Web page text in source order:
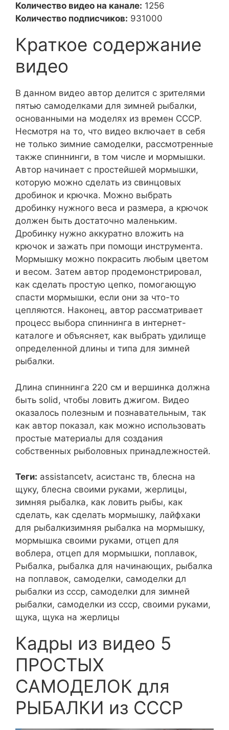
Количество видео на канале: 1256
Количество подписчиков: 931000
Краткое содержание
видео
В данном видео автор делится с зрителями
пятью самоделками для зимней рыбалки,
основанными на моделях из времен СССР.
Несмотря на то, что видео включает в себя
не только зимние самоделки, рассмотренные
также спиннинги, в том числе и мормышки.
Автор начинает с простейшей мормышки,
которую можно сделать из свинцовых
дробинок и крючка. Можно выбрать
дробинку нужного веса и размера, а крючок
должен быть достаточно маленьким.
Дробинку нужно аккуратно вложить на
крючок и зажать при помощи инструмента.
Мормышку можно покрасить любым цветом
и весом. Затем автор продемонстрировал,
как сделать простую цепко, помогающую
спасти мормышки, если они за что-то
цепляются. Наконец, автор рассматривает
процесс выбора спиннинга в интернет-
каталоге и объясняет, как выбрать удилище
определенной длины и типа для зимней
рыбалки.
Длина спиннинга 220 см и вершинка должна
быть solid, чтобы ловить джигом. Видео
оказалось полезным и познавательным, так
как автор показал, как можно использовать
простые материалы для создания
собственных рыболовных принадлежностей.
Теги: assistancetv, асистанс тв, блесна на
щуку, блесна своими руками, жерлицы,
зимняя рыбалка, как ловить рыбы, как
сделать, как сделать мормышку, лайфхаки
для рыбалкизимняя рыбалка на мормышку,
мормышка своими руками, отцеп для
воблера, отцеп для мормышки, поплавок,
Рыбалка, рыбалка для начинающих, рыбалка
на поплавок, самоделки, самоделки дл
рыбалки из ссср, самоделки для зимней
рыбалки, самоделки из ссср, своими руками,
щука, щука на жерлицы
Кадры из видео 5
ПРОСТЫХ
САМОДЕЛОК для
РЫБАЛКИ из СССР